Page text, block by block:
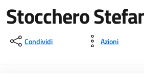
Stocchero
Condividi Azioni